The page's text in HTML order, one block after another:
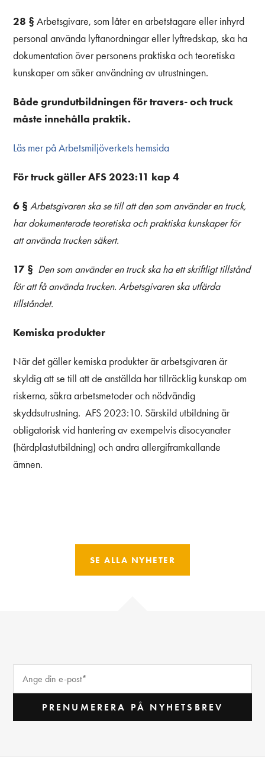
28 § Arbetsgivare, som låter en arbetstagare eller inhyrd
personal använda lyftanordningar eller lyftredskap, ska ha
dokumentation över personens praktiska och teoretiska
kunskaper om säker användning av utrustningen.
Både grundutbildningen för travers- och truck
måste innehålla praktik.
Läs mer på Arbetsmiljöverkets hemsida
För truck gäller AFS 2023:11 kap 4
6 §Arbetsgivaren ska se till att den som använder en truck,
har dokumenterade teoretiska och praktiska kunskaper för
att använda trucken säkert.
17 § Den som använder en truck ska ha ett skriftligt tillstånd
för att få använda trucken. Arbetsgivaren ska utfärda
tillståndet.
Kemiska produkter
När det gäller kemiska produkter är arbetsgivaren är
skyldig att se till att de anställda har tillräcklig kunskap om
riskerna, säkra arbetsmetoder och nödvändig
skyddsutrustning. AFS 2023:10. Särskild utbildning är
obligatorisk vid hantering av exempelvis disocyanater
(härdplastutbildning) och andra allergiframkallande
ämnen.
SE ALLA NYHETER